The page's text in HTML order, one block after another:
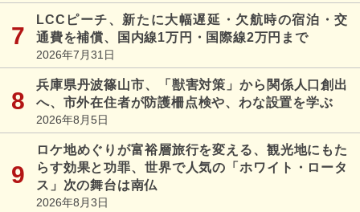
LCCピーチ、新たに大幅遅延・欠航時の宿泊・交
通費を補償、国内線1万円・国際線2万円まで
2026年7月31日
兵庫県丹波篠山市、「獣害対策」から関係人口創出
へ、市外在住者が防護柵点検や、わな設置を学ぶ
2026年8月5日
ロケ地めぐりが富裕層旅行を変える、観光地にもた
らす効果と功罪、世界で人気の「ホワイト・ロータ
ス」次の舞台は南仏
2026年8月3日